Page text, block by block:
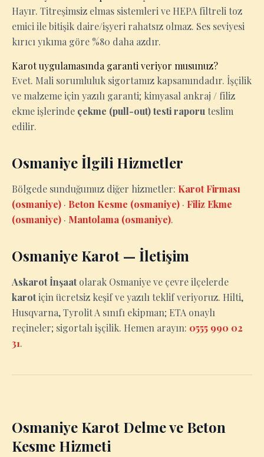
Hayır. Titreşimsiz elmas sistemleri ve HEPA filtreli toz
emici ile bitişik daire/işyeri rahatsız olmaz. Ses seviyesi
kırıcı yıkıma göre %80 daha azdır.
Karot uygulamasında garanti veriyor musunuz?
Evet. Mali sorumluluk sigortamız kapsamındadır. İşçilik
ve malzeme için yazılı garanti; kimyasal ankraj / filiz
ekme işlerinde çekme (pull-out) testi raporu teslim
edilir.
Osmaniye İlgili Hizmetler
Bölgede sunduğumuz diğer hizmetler: Karot Firması
(osmaniye) · Beton Kesme (osmaniye) · Filiz Ekme
(osmaniye) · Mantolama (osmaniye).
Osmaniye Karot — İletişim
Askarot İnşaatolarak Osmaniye ve çevre ilçelerde
karotiçin ücretsiz keşif ve yazılı teklif veriyoruz. Hilti,
Husqvarna, Tyrolit A sınıfı ekipman; ETA onaylı
reçineler; sigortalı işçilik. Hemen arayın: 0555 990 02
31.
Osmaniye Karot Delme ve Beton
Kesme Hizmeti